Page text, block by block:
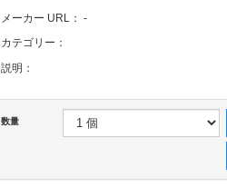
メーカー URL： -
カテゴリー：
説明：
数量